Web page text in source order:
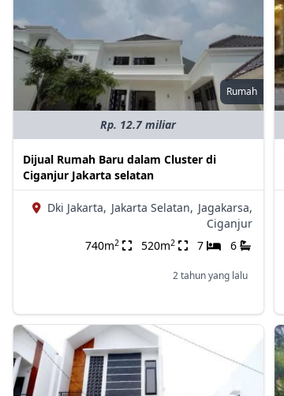
Rumah
Rp. 12.7 miliar
Dijual Rumah Baru dalam Cluster di
Ciganjur Jakarta selatan
Dki Jakarta, Jakarta Selatan, Jagakarsa,
Ciganjur
740m2 520m2 7 6
2 tahun yang lalu